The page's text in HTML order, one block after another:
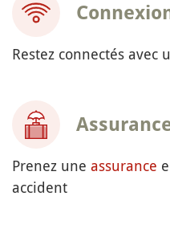
Restez connectés avec
Prenez une assurance
accident